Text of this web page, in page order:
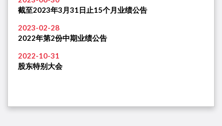
截至2023年3月31日止15个月业绩公告
2023-02-28
2022年第2份中期业绩公告
2022-10-31
股东特别大会